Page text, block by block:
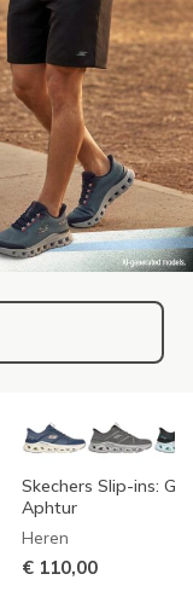
Skechers Slip-ins:
Aphtur
Heren
€ 110,00